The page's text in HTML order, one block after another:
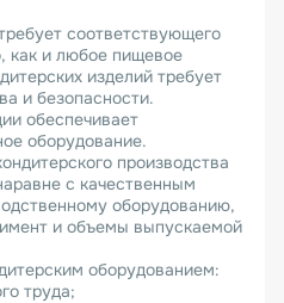
соответствующего
как и любое пищевое
изделий требует
и безопасности.
обеспечивает
оборудование.
производства
с качественным
оборудованию,
и объемы выпускаемой
оборудованием:
труда;